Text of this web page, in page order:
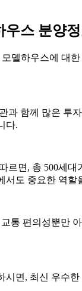
스 분양
델하우스에 대
과 함께 많은 투
다.
르면, 총 500세
서도 중요한 역할
통 편의성뿐만
시면, 최신 우수